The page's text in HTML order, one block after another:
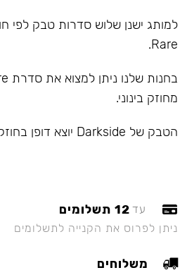
Rare.
מחוזק בינוני.
הטבק של Darkside יוצא דופן בחוזקו ובטעמיו העשירים.
עד 12 תשלומים
ניתן לפרוס את הקנייה לתשלומים
משלוחים